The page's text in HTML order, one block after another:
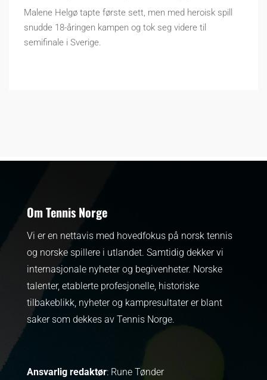
Malene Helgø tapte første sett, men med heroisk spill
snudde 18-åringen kampen og tok seg videre til
semifinale i Sverige.
Om Tennis Norge
Vi er en nettavis med hovedfokus på norsk tennis
og norske spillere i utlandet. Samtidig dekker vi
internasjonale nyheter og begivenheter. Norske
talenter, etablerte profesjonelle, historiske
tilbakeblikk, nyheter og kampresultater er blant
saker som dekkes av Tennis Norge.
Ansvarlig redaktør: Rune Tønder